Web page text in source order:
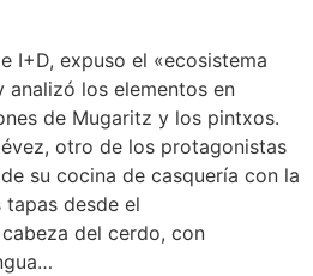
I+D, expuso el «ecosistema
los elementos en
de Mugaritz y los pintxos.
otro de los protagonistas
su cocina de casquería con la
desde el
del cerdo, con